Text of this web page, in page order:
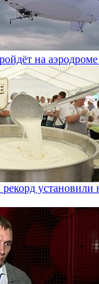
на
установили